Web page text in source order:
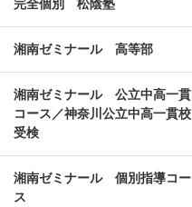
完全個別 松陰塾
湘南ゼミナール 高等部
湘南ゼミナール 公立中高一貫
コース／神奈川公立中高一貫校
受検
湘南ゼミナール 個別指導コー
ス